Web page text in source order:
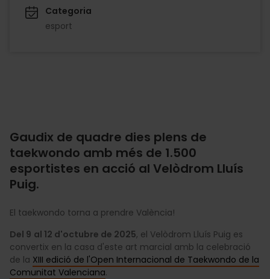
Categoria
esport
Gaudix de quadre dies plens de
taekwondo amb més de 1.500
esportistes en acció al Velòdrom Lluís
Puig.
El taekwondo torna a prendre València!
Del 9 al 12 d'octubre de 2025, el Velòdrom Lluís Puig es
convertix en la casa d'este art marcial amb la celebració
de la XIII edició de l'Open Internacional de Taekwondo de la
Comunitat Valenciana.